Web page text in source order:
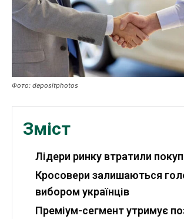
ФОП
Курс валют
Ми в соц. мережах
Фото: depositphotos
Зміст
Лідери ринку втратили
Кросовери залишаються
вибором українців
Преміум-сегмент утримує